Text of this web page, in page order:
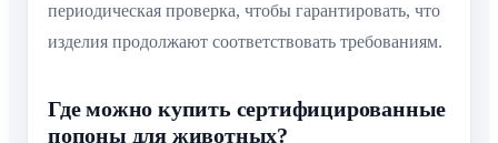
периодическая проверка, чтобы гарантировать, что
изделия продолжают соответствовать требованиям.
Где можно купить сертифицированные
попоны для животных?